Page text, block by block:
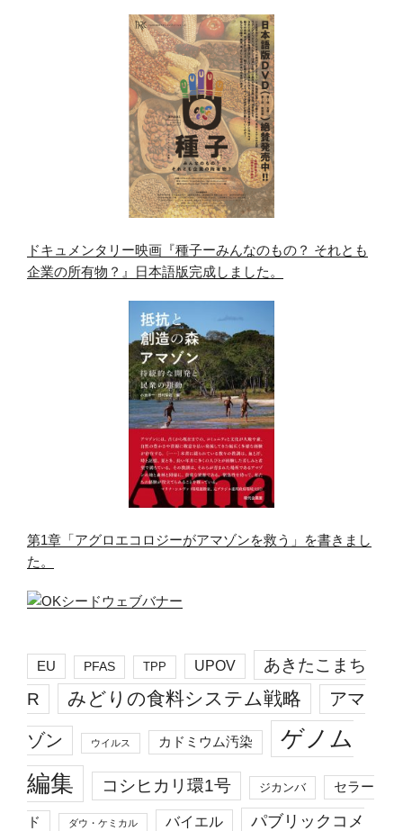
ドキュメンタリー映画『種子ーみんなのもの？ それとも
企業の所有物？』日本語版完成しました。
第1章「アグロエコロジーがアマゾンを救う」を書きまし
た。
EU PFAS TPP UPOV
あきたこまち
R
みどりの食料システム戦略 アマ
ゾン ウイルス カドミウム汚染
ゲノム
編集
コシヒカリ環1号 ジカンバ セラー
ド ダウ・ケミカル バイエル パブリックコメ